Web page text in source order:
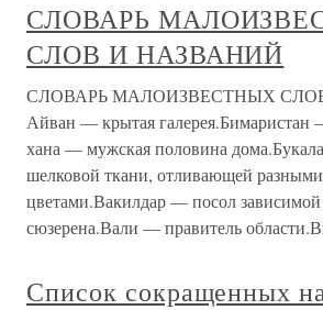
СЛОВАРЬ
СЛОВ И НАЗВАНИЙ
СЛОВАРЬ МАЛОИЗВЕСТНЫХ
Айван — крытая галерея.Бимаристан
хана — мужская половина
шелковой ткани, отливающей разными
цветами.Вакилдар — посол зависимой
сюзерена.Вали — правитель
Список сокращенных